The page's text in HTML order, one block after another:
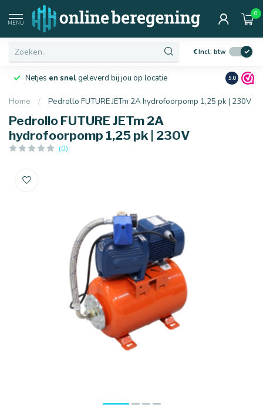
MENU
0
€Incl. btw
Netjes en snelgeleverd bij jou op locatie Ruim10
9.0
Home / Pedrollo FUTURE JETm 2A hydrofoorpomp 1,25 pk | 230V
Pedrollo FUTURE JETm 2A
hydrofoorpomp 1,25 pk | 230V
(0)